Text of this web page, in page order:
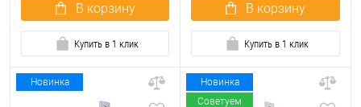
В корзину
Купить в 1 клик
В корзину
Купить в 1 клик
Новинка
Новинка
Советуем